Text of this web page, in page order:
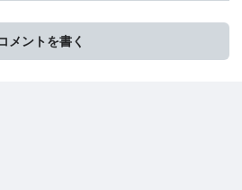
メントを書く